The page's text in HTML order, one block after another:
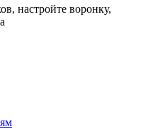
настройте воронку,